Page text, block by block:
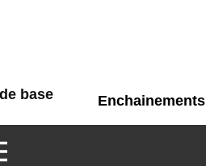
Enchainements
base